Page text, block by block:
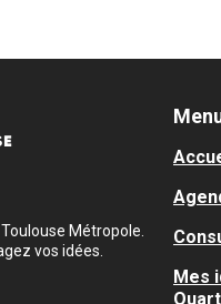
Métropole.
vos idées.
Mes